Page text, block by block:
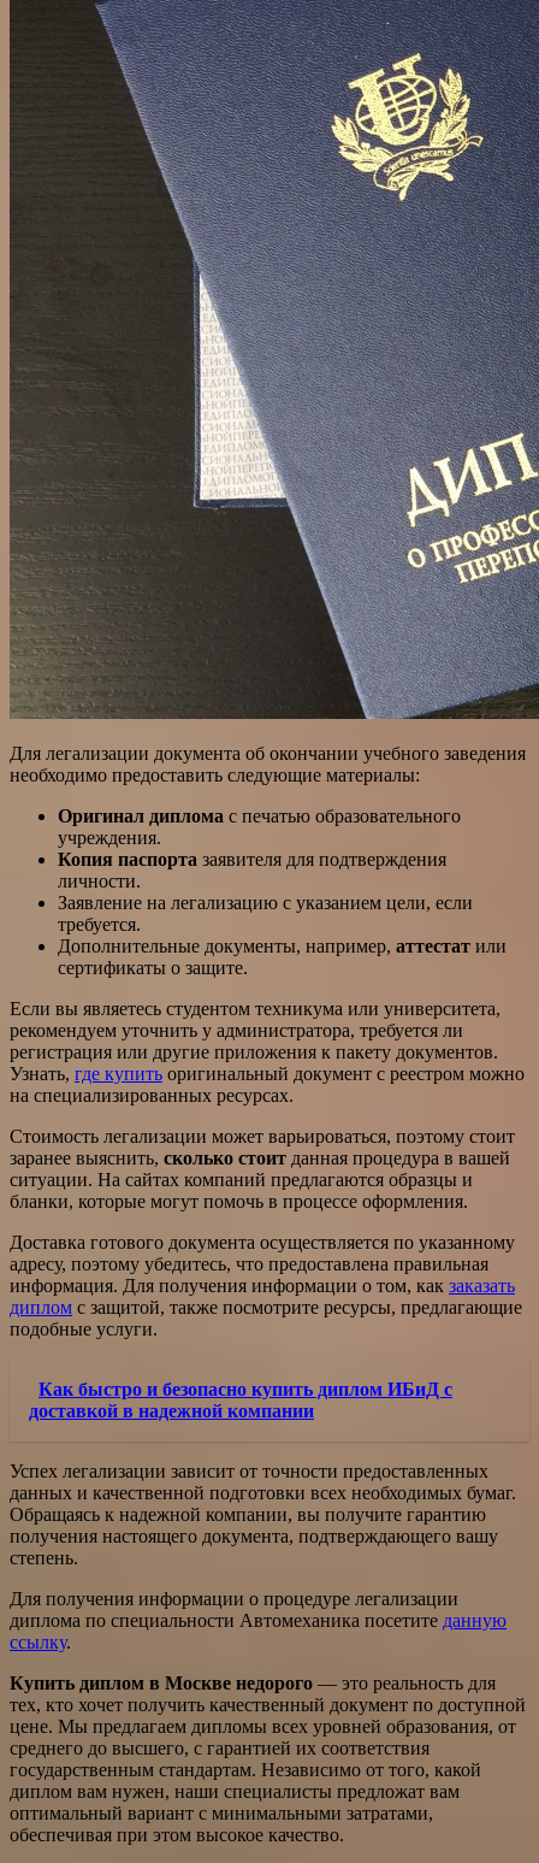
Для легализации документа об окончании учебного заведения
необходимо предоставить следующие материалы:
Оригинал диплома с печатью образовательного
учреждения.
Копия паспорта заявителя для подтверждения
личности.
Заявление на легализацию с указанием цели, если
требуется.
Дополнительные документы, например, аттестат или
сертификаты о защите.
Если вы являетесь студентом техникума или университета,
рекомендуем уточнить у администратора, требуется ли
регистрация или другие приложения к пакету документов.
Узнать, где купить оригинальный документ с реестром можно
на специализированных ресурсах.
Стоимость легализации может варьироваться, поэтому стоит
заранее выяснить, сколько стоит данная процедура в вашей
ситуации. На сайтах компаний предлагаются образцы и
бланки, которые могут помочь в процессе оформления.
Доставка готового документа осуществляется по указанному
адресу, поэтому убедитесь, что предоставлена правильная
информация. Для получения информации о том, как заказать
диплом с защитой, также посмотрите ресурсы, предлагающие
подобные услуги.
Как быстро и безопасно купить диплом ИБиД с
доставкой в надежной компании
Успех легализации зависит от точности предоставленных
данных и качественной подготовки всех необходимых бумаг.
Обращаясь к надежной компании, вы получите гарантию
получения настоящего документа, подтверждающего вашу
степень.
Для получения информации о процедуре легализации
диплома по специальности Автомеханика посетите данную
ссылку.
Купить диплом в Москве недорого — это реальность для
тех, кто хочет получить качественный документ по доступной
цене. Мы предлагаем дипломы всех уровней образования, от
среднего до высшего, с гарантией их соответствия
государственным стандартам. Независимо от того, какой
диплом вам нужен, наши специалисты предложат вам
оптимальный вариант с минимальными затратами,
обеспечивая при этом высокое качество.